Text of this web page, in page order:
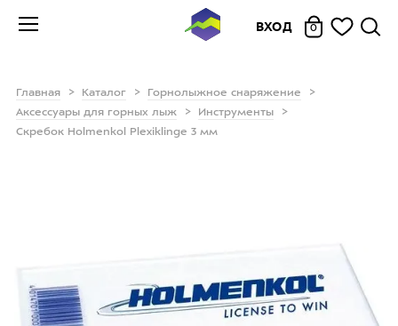
ВХОД 0
Главная Каталог
Горнолыжное снаряжение
Аксессуары для горных лыж
Инструменты
Скребок Holmenkol Plexiklinge 3 мм